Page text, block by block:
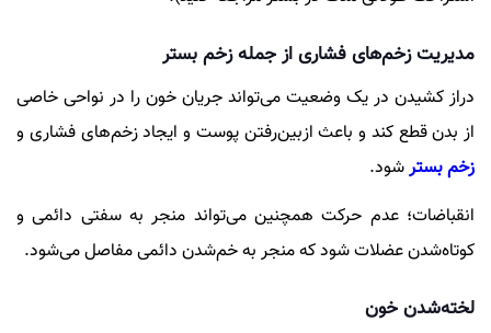
مدیریت زخم‌های فشاری از جمله زخم بستر
دراز کشیدن در یک وضعیت می‌تواند جریان خون را در نواحی خاصی
از بدن قطع کند و باعث ازبین‌رفتن پوست و ایجاد زخم‌های فشاری و
زخم بسترشود.
انقباضات؛ عدم حرکت همچنین می‌تواند منجر به سفتی دائمی و
کوتاه‌شدن عضلات شود که منجر به خم‌شدن دائمی مفاصل می‌شود.
لخته‌شدن خون